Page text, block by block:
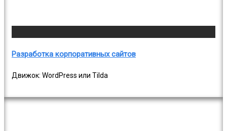
Разработка корпоративных сайтов
Движок: WordPress или Tilda